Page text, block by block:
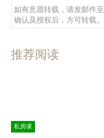
如有意愿转载，请发邮件至
确认及授权后，方可转载。
推荐阅读
私房课